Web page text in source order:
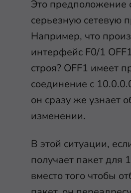
Это предположение
серьезную сетевую
Например, что
интерфейс F0/1
строя? OFF1 имеет
соединение с
он сразу же узнает
изменении.
В этой ситуации,
получает пакет для
вместо того чтобы